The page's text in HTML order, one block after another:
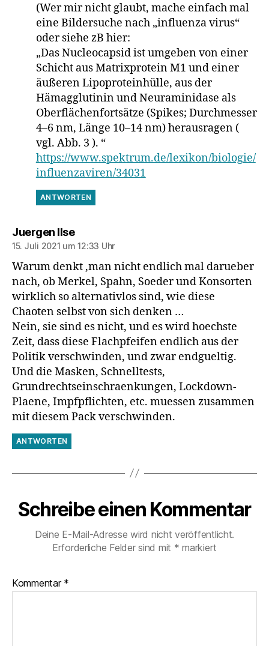
(Wer mir nicht glaubt, mache einfach mal
eine Bildersuche nach „influenza virus“
oder siehe zB hier:
„Das Nucleocapsid ist umgeben von einer
Schicht aus Matrixprotein M1 und einer
äußeren Lipoproteinhülle, aus der
Hämagglutinin und Neuraminidase als
Oberflächenfortsätze (Spikes; Durchmesser
4–6 nm, Länge 10–14 nm) herausragen (
vgl. Abb. 3 ). “
https://www.spektrum.de/lexikon/biologie/
influenzaviren/34031
ANTWORTEN
Juergen Ilsesagt:
15. Juli 2021 um 12:33 Uhr
Warum denkt ,man nicht endlich mal darueber
nach, ob Merkel, Spahn, Soeder und Konsorten
wirklich so alternativlos sind, wie diese
Chaoten selbst von sich denken …
Nein, sie sind es nicht, und es wird hoechste
Zeit, dass diese Flachpfeifen endlich aus der
Politik verschwinden, und zwar endgueltig.
Und die Masken, Schnelltests,
Grundrechtseinschraenkungen, Lockdown-
Plaene, Impfpflichten, etc. muessen zusammen
mit diesem Pack verschwinden.
ANTWORTEN
Schreibe einen Kommentar
Deine E-Mail-Adresse wird nicht veröffentlicht.
Erforderliche Felder sind mit * markiert
Kommentar *